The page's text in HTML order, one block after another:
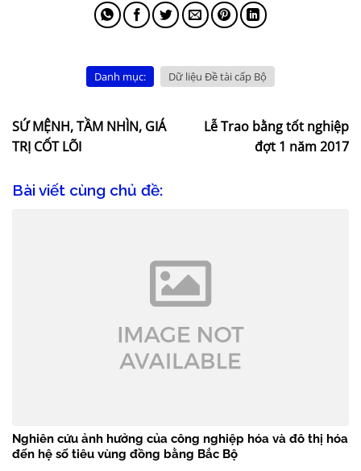
Danh mục: Dữ liệu Đề tài cấp Bộ
SỨ MỆNH, TẦM NHÌN, GIÁ
TRỊ CỐT LÕI
Lễ Trao bằng tốt nghiệp
đợt 1 năm 2017
Bài viết cùng chủ đề:
Nghiên cứu ảnh hưởng của công nghiệp hóa và đô thị hóa
đến hệ số tiêu vùng đồng bằng Bắc Bộ